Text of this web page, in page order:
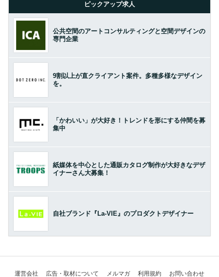
ピックアップ求人
公共空間のアートコンサルティングと空間デザインの
専門企業
9割以上が直クライアント案件。多種多様なデザイン
を。
「かわいい」が大好き！トレンドを形にする仲間を募
集中
紙媒体を中心とした通販カタログ制作が大好きなデザ
イナーさん大募集！
自社ブランド『La-VIE』のプロダクトデザイナー
運営会社 広告・取材について メルマガ 利用規約 お問い合わせ